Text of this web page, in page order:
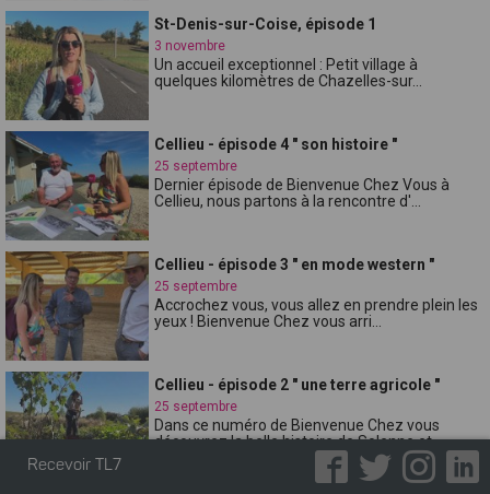
St-Denis-sur-Coise, épisode 1
3 novembre
Un accueil exceptionnel : Petit village à
quelques kilomètres de Chazelles-sur...
Cellieu - épisode 4 " son histoire "
25 septembre
Dernier épisode de Bienvenue Chez Vous à
Cellieu, nous partons à la rencontre d'...
Cellieu - épisode 3 " en mode western "
25 septembre
Accrochez vous, vous allez en prendre plein les
yeux ! Bienvenue Chez vous arri...
Cellieu - épisode 2 " une terre agricole "
25 septembre
Dans ce numéro de Bienvenue Chez vous
découvrez la belle histoire de Solenne et ...
Recevoir TL7